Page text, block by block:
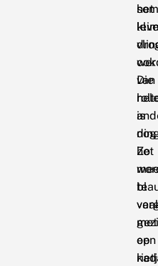
ook
van
Zo
op
het
Die
is
nog
het
te
met
een